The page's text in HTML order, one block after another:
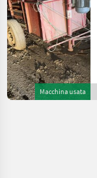
Macchina usata